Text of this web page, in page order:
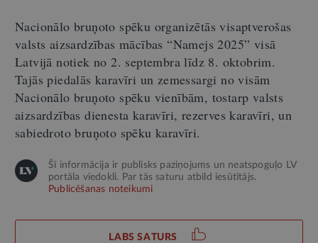
Nacionālo bruņoto spēku organizētās visaptverošas
valsts aizsardzības mācības “Namejs 2025” visā
Latvijā notiek no 2. septembra līdz 8. oktobrim.
Tajās piedalās karavīri un zemessargi no visām
Nacionālo bruņoto spēku vienībām, tostarp valsts
aizsardzības dienesta karavīri, rezerves karavīri, un
sabiedroto bruņoto spēku karavīri.
Šī informācija ir publisks paziņojums un neatspoguļo LV
portāla viedokli. Par tās saturu atbild iesūtītājs.
Publicēšanas noteikumi
LABS SATURS